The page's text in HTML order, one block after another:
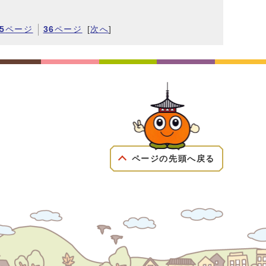
ページ 36ページ [次へ]
ページの先頭へ戻る